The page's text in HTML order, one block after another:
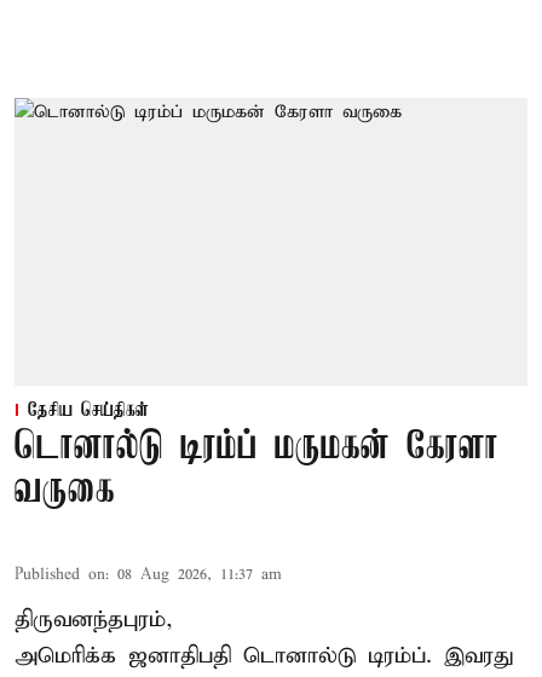
தேசிய செய்திகள்
டொனால்டு டிரம்ப் மருமகன் கேரளா
வருகை
Published on: 08 Aug 2026, 11:37 am
திருவனந்தபுரம்,
அமெரிக்க ஜனாதிபதி டொனால்டு டிரம்ப். இவரது